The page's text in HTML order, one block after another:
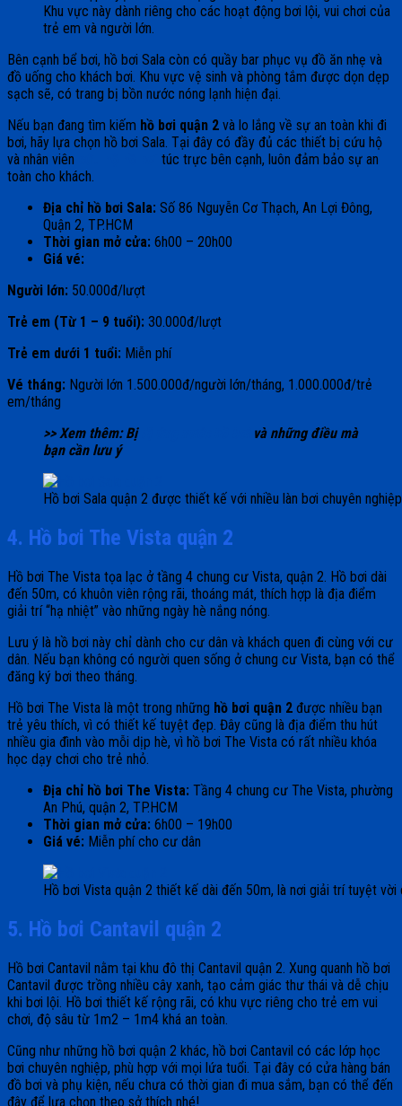
Khu vực này dành riêng cho các hoạt động bơi lội, vui chơi của
trẻ em và người lớn.
Bên cạnh bể bơi, hồ bơi Sala còn có quầy bar phục vụ đồ ăn nhẹ và
đồ uống cho khách bơi. Khu vực vệ sinh và phòng tắm được dọn dẹp
sạch sẽ, có trang bị bồn nước nóng lạnh hiện đại.
Nếu bạn đang tìm kiếm hồ bơi quận 2 và lo lắng về sự an toàn khi đi
bơi, hãy lựa chọn hồ bơi Sala. Tại đây có đầy đủ các thiết bị cứu hộ
và nhân viên
túc trực bên cạnh, luôn đảm bảo sự an
toàn cho khách.
Địa chỉ hồ bơi Sala: Số 86 Nguyễn Cơ Thạch, An Lợi Đông,
Quận 2, TP.HCM
Thời gian mở cửa: 6h00 – 20h00
Giá vé:
Người lớn: 50.000đ/lượt
Trẻ em (Từ 1 – 9 tuổi): 30.000đ/lượt
Trẻ em dưới 1 tuổi: Miễn phí
Vé tháng: Người lớn 1.500.000đ/người lớn/tháng, 1.000.000đ/trẻ
em/tháng
>> Xem thêm: Bị
và những điều mà
bạn cần lưu ý
Hồ bơi Sala quận 2 được thiết kế với nhiều làn bơi chuyên nghiệp
4. Hồ bơi The Vista quận 2
Hồ bơi The Vista tọa lạc ở tầng 4 chung cư Vista, quận 2. Hồ bơi dài
đến 50m, có khuôn viên rộng rãi, thoáng mát, thích hợp là địa điểm
giải trí “hạ nhiệt” vào những ngày hè nắng nóng.
Lưu ý là hồ bơi này chỉ dành cho cư dân và khách quen đi cùng với cư
dân. Nếu bạn không có người quen sống ở chung cư Vista, bạn có thể
đăng ký bơi theo tháng.
Hồ bơi The Vista là một trong những hồ bơi quận 2 được nhiều bạn
trẻ yêu thích, vì có thiết kế tuyệt đẹp. Đây cũng là địa điểm thu hút
nhiều gia đình vào mỗi dịp hè, vì hồ bơi The Vista có rất nhiều khóa
học dạy chơi cho trẻ nhỏ.
Địa chỉ hồ bơi The Vista: Tầng 4 chung cư The Vista, phường
An Phú, quận 2, TP.HCM
Thời gian mở cửa: 6h00 – 19h00
Giá vé: Miễn phí cho cư dân
Hồ bơi Vista quận 2 thiết kế dài đến 50m, là nơi giải trí tuyệt vời
5. Hồ bơi Cantavil quận 2
Hồ bơi Cantavil nằm tại khu đô thị Cantavil quận 2. Xung quanh hồ bơi
Cantavil được trồng nhiều cây xanh, tạo cảm giác thư thái và dễ chịu
khi bơi lội. Hồ bơi thiết kế rộng rãi, có khu vực riêng cho trẻ em vui
chơi, độ sâu từ 1m2 – 1m4 khá an toàn.
Cũng như những hồ bơi quận 2 khác, hồ bơi Cantavil có các lớp học
bơi chuyên nghiệp, phù hợp với mọi lứa tuổi. Tại đây có cửa hàng bán
đồ bơi và phụ kiện, nếu chưa có thời gian đi mua sắm, bạn có thể đến
đây để lựa chọn theo sở thích nhé!